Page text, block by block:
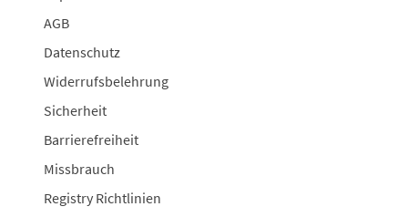
AGB
Datenschutz
Widerrufsbelehrung
Sicherheit
Barrierefreiheit
Missbrauch
Registry Richtlinien